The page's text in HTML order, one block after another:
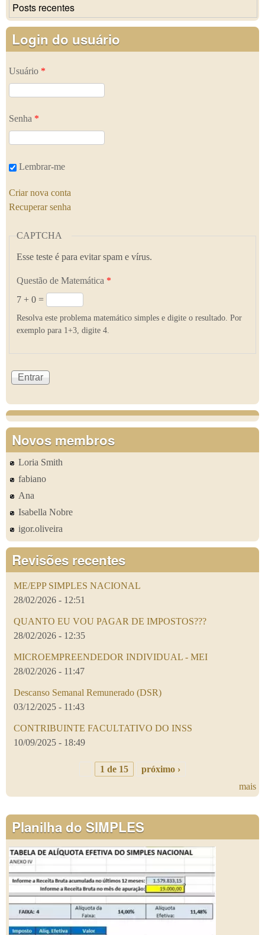
Posts recentes
Login do usuário
Usuário *
Senha *
Lembrar-me
Criar nova conta
Recuperar senha
CAPTCHA
Esse teste é para evitar spam e vírus.
Questão de Matemática *
7 + 0 =
Resolva este problema matemático simples e digite o resultado. Por
exemplo para 1+3, digite 4.
Novos membros
Loria Smith
fabiano
Ana
Isabella Nobre
igor.oliveira
Revisões recentes
ME/EPP SIMPLES NACIONAL
28/02/2026 - 12:51
QUANTO EU VOU PAGAR DE IMPOSTOS???
28/02/2026 - 12:35
MICROEMPREENDEDOR INDIVIDUAL - MEI
28/02/2026 - 11:47
Descanso Semanal Remunerado (DSR)
03/12/2025 - 11:43
CONTRIBUINTE FACULTATIVO DO INSS
10/09/2025 - 18:49
1 de 15
próximo ›
mais
Planilha do SIMPLES